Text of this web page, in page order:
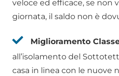
veloce ed efficace, se non
giornata, il saldo non è
Miglioramento
all’isolamento del
casa in linea con le nuove